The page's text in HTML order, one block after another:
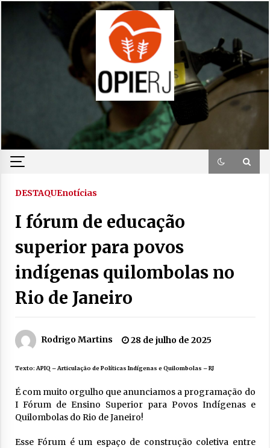
DESTAQUEnotícias
I fórum de educação
superior para povos
indígenas quilombolas no
Rio de Janeiro
Rodrigo Martins 28 de julho de 2025
Texto: APIQ – Articulação de Políticas Indígenas e Quilombolas – RJ
É com muito orgulho que anunciamos a programação do
I Fórum de Ensino Superior para Povos Indígenas e
Quilombolas do Rio de Janeiro!
Esse Fórum é um espaço de construção coletiva entre